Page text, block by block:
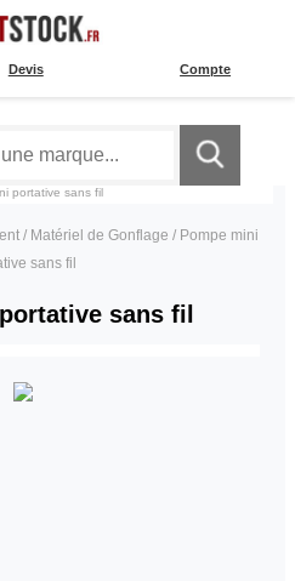
Compte
Devis
portative sans fil
/ Matériel de Gonflage / Pompe mini
sans fil
sans fil